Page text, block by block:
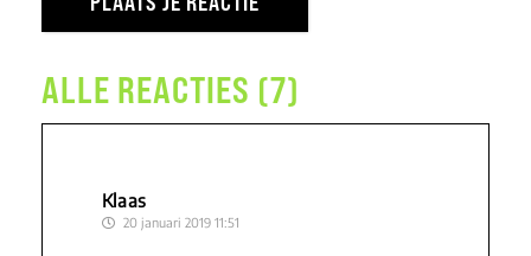
ALLE REACTIES (7)
Klaas
20 januari 2019 11:51